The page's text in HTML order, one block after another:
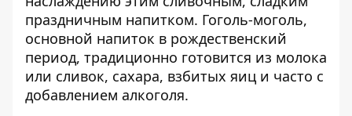
праздничным напитком. Гоголь-моголь,
основной напиток в рождественский
период, традиционно готовится из молока
или сливок, сахара, взбитых яиц и часто с
добавлением алкоголя.